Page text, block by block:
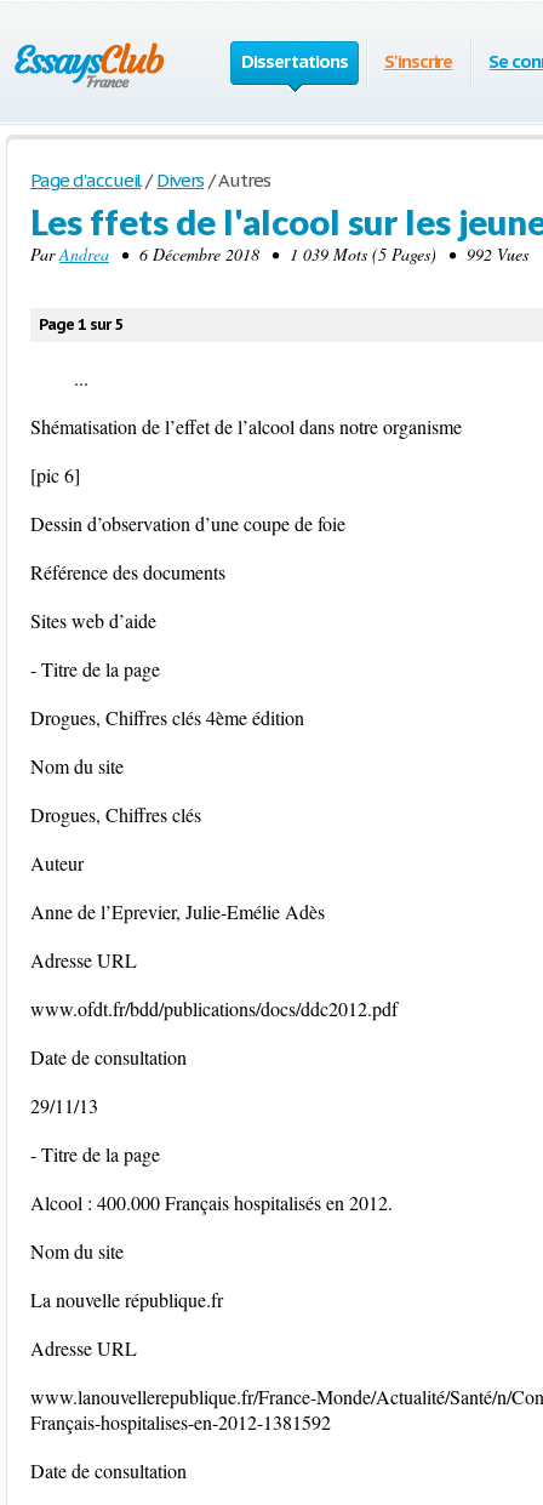
Dissertations S'inscrire Se
Page d'accueil / Divers /Autres
Les ffets de l'alcool sur les
ParAndrea • 6 Décembre 2018 • 1 039 Mots (5 Pages) • 992 Vues
Page 1 sur 5
...
Shématisation de l’effet de l’alcool dans notre organisme
[pic 6]
Dessin d’observation d’une coupe de foie
Référence des documents
Sites web d’aide
- Titre de la page
Drogues, Chiffres clés 4ème édition
Nom du site
Drogues, Chiffres clés
Auteur
Anne de l’Eprevier, Julie-Emélie Adès
Adresse URL
www.ofdt.fr/bdd/publications/docs/ddc2012.pdf
Date de consultation
29/11/13
- Titre de la page
Alcool : 400.000 Français hospitalisés en 2012.
Nom du site
La nouvelle république.fr
Adresse URL
www.lanouvellerepublique.fr/France-Monde/Actualité/Santé/n/
Français-hospitalises-en-2012-1381592
Date de consultation